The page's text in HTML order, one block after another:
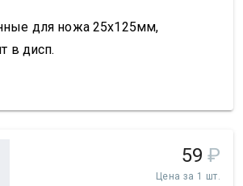
для ножа 25х125мм,
в дисп.
59 ₽
Цена за 1 шт.